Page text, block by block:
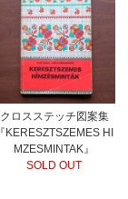
クロスステッチ図案集
『KERESZTSZEMES HI
MZESMINTAK』
SOLD OUT